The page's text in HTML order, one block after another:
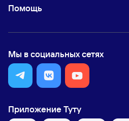
Помощь
Мы в социальных сетях
Приложение Туту